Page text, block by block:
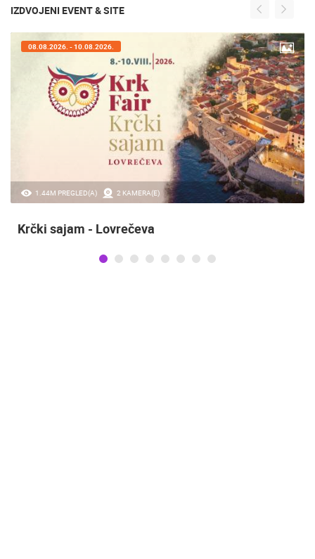
IZDVOJENI EVENT & SITE
1.44M PREGLED(A) 2 KAMERA(E)
08.08.2026. - 10.08.2026.
Krčki sajam - Lovrečeva